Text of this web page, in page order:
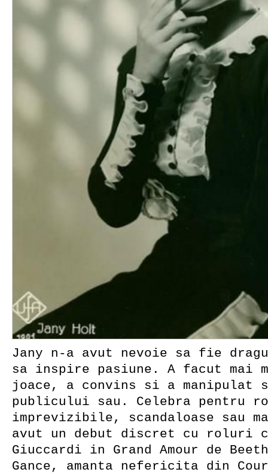
Jany n-a avut nevoie sa fie
sa inspire pasiune. A facut mai
joace, a convins si a manipulat
publicului sau. Celebra pentru
imprevizibile, scandaloase sau
avut un debut discret cu roluri
Giuccardi in Grand Amour de
Gance, amanta nefericita din